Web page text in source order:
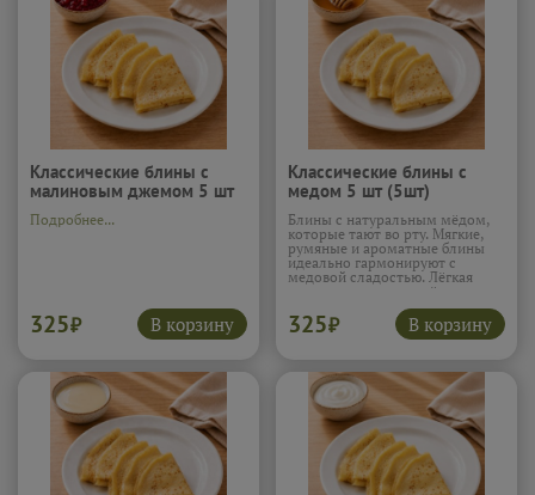
Классические блины с
малиновым джемом 5 шт
(5шт)
Подробнее...
325₽ В корзину
Классические блины с
медом 5 шт (5шт)
Блины с натуральным мёдом,
которые тают во рту. Мягкие,
румяные и ароматные блины
идеально гармонируют с
медовой сладостью. Лёгкая
карамельная нотка мёда делает
вкус богатым и манящим,
хочется взять ещё один
кусочек.
Подробнее...
325₽ В корзину